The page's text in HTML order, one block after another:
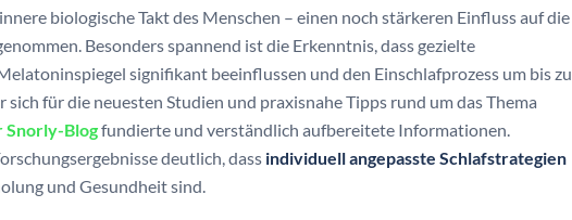
biologische Takt des Menschen – einen noch stärkeren Einfluss auf die
Besonders spannend ist die Erkenntnis, dass gezielte
signifikant beeinflussen und den Einschlafprozess um bis zu
für die neuesten Studien und praxisnahe Tipps rund um das Thema
Snorly-Blogfundierte und verständlich aufbereitete Informationen.
deutlich, dass individuell angepasste Schlafstrategien
und Gesundheit sind.